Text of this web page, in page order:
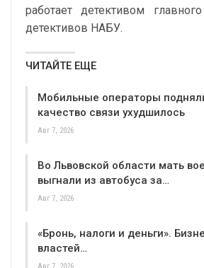
работает детективом
детективов НАБУ.
ЧИТАЙТЕ ЕЩЕ
Мобильные операторы
качество связи ухудшилось
Авг 7, 2026
Во Львовской области мать
выгнали из автобуса за…
Авг 7, 2026
«Бронь, налоги и деньги».
властей…
Авг 7, 2026